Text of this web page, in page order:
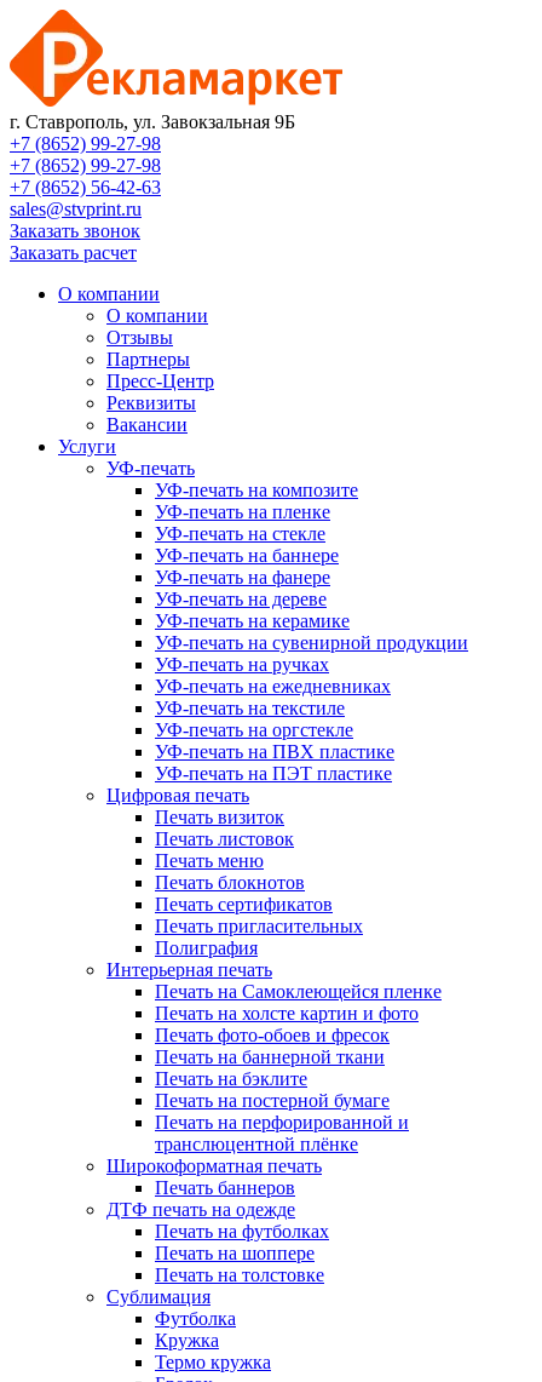
г. Ставрополь, ул. Завокзальная 9Б
+7 (8652) 99-27-98
+7 (8652) 99-27-98
+7 (8652) 56-42-63
sales@stvprint.ru
Заказать звонок
Заказать расчет
О компании
О компании
Отзывы
Партнеры
Пресс-Центр
Реквизиты
Вакансии
Услуги
УФ-печать
УФ-печать на композите
УФ-печать на пленке
УФ-печать на стекле
УФ-печать на баннере
УФ-печать на фанере
УФ-печать на дереве
УФ-печать на керамике
УФ-печать на сувенирной продукции
УФ-печать на ручках
УФ-печать на ежедневниках
УФ-печать на текстиле
УФ-печать на оргстекле
УФ-печать на ПВХ пластике
УФ-печать на ПЭТ пластике
Цифровая печать
Печать визиток
Печать листовок
Печать меню
Печать блокнотов
Печать сертификатов
Печать пригласительных
Полиграфия
Интерьерная печать
Печать на Самоклеющейся пленке
Печать на холсте картин и фото
Печать фото-обоев и фресок
Печать на баннерной ткани
Печать на бэклите
Печать на постерной бумаге
Печать на перфорированной и
транслюцентной плёнке
Широкоформатная печать
Печать баннеров
ДТФ печать на одежде
Печать на футболках
Печать на шоппере
Печать на толстовке
Сублимация
Футболка
Кружка
Термо кружка